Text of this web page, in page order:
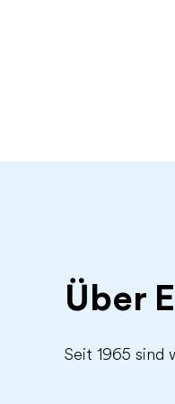
Über
Seit 1965 sind